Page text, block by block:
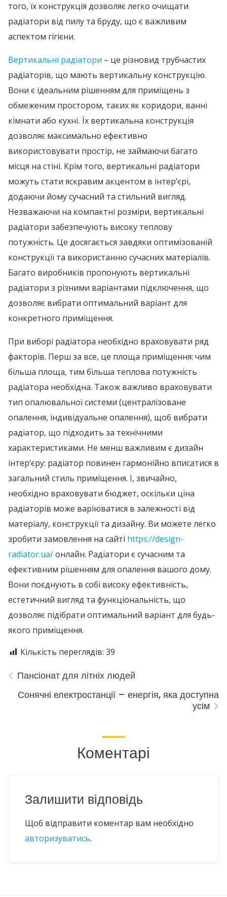
того, їх конструкція дозволяє легко очищати
радіатори від пилу та бруду, що є важливим
аспектом гігієни.
Вертикальні радіатори – це різновид трубчастих
радіаторів, що мають вертикальну конструкцію.
Вони є ідеальним рішенням для приміщень з
обмеженим простором, таких як коридори, ванні
кімнати або кухні. Їх вертикальна конструкція
дозволяє максимально ефективно
використовувати простір, не займаючи багато
місця на стіні. Крім того, вертикальні радіатори
можуть стати яскравим акцентом в інтер’єрі,
додаючи йому сучасний та стильний вигляд.
Незважаючи на компактні розміри, вертикальні
радіатори забезпечують високу теплову
потужність. Це досягається завдяки оптимізованій
конструкції та використанню сучасних матеріалів.
Багато виробників пропонують вертикальні
радіатори з різними варіантами підключення, що
дозволяє вибрати оптимальний варіант для
конкретного приміщення.
При виборі радіатора необхідно враховувати ряд
факторів. Перш за все, це площа приміщення: чим
більша площа, тим більша теплова потужність
радіатора необхідна. Також важливо враховувати
тип опалювальної системи (централізоване
опалення, індивідуальне опалення), щоб вибрати
радіатор, що підходить за технічними
характеристиками. Не менш важливим є дизайн
інтер’єру: радіатор повинен гармонійно вписатися в
загальний стиль приміщення. І, звичайно,
необхідно враховувати бюджет, оскільки ціна
радіаторів може варіюватися в залежності від
матеріалу, конструкції та дизайну. Ви можете легко
зробити замовлення на сайті https://design-
radiator.ua/онлайн. Радіатори є сучасним та
ефективним рішенням для опалення вашого дому.
Вони поєднують в собі високу ефективність,
естетичний вигляд та функціональність, що
дозволяє підібрати оптимальний варіант для будь-
якого приміщення.
Кількість переглядів: 39
Пансіонат для літніх людей
Сонячні електростанції – енергія, яка доступна
усім
Коментарі
Залишити відповідь
Щоб відправити коментар вам необхідно
авторизуватись.